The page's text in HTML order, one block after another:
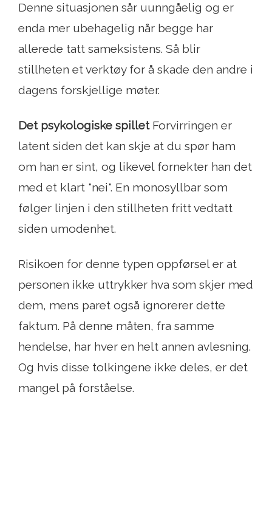
Denne situasjonen sår uunngåelig og er
enda mer ubehagelig når begge har
allerede tatt sameksistens. Så blir
stillheten et verktøy for å skade den andre i
dagens forskjellige møter.
Det psykologiske spilletForvirringen er
latent siden det kan skje at du spør ham
om han er sint, og likevel fornekter han det
med et klart "nei". En monosyllbar som
følger linjen i den stillheten fritt vedtatt
siden umodenhet.
Risikoen for denne typen oppførsel er at
personen ikke uttrykker hva som skjer med
dem, mens paret også ignorerer dette
faktum. På denne måten, fra samme
hendelse, har hver en helt annen avlesning.
Og hvis disse tolkingene ikke deles, er det
mangel på forståelse.